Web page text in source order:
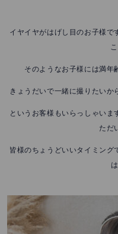
イヤイヤがはげし目のお子様で
そのようなお子様には満年
きょうだいで一緒に撮りたいか
というお客様もいらっしゃいま
ただ
皆様のちょうどいいタイミング